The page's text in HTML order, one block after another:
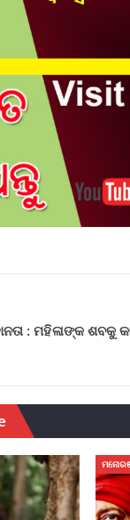
: ମହିଳାଙ୍କ ଶବକୁ